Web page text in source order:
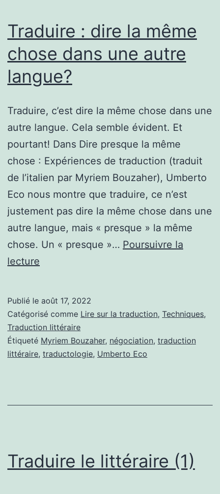
Traduire : dire la même
chose dans une autre
langue?
Traduire, c’est dire la même chose dans une
autre langue. Cela semble évident. Et
pourtant! Dans Dire presque la même
chose : Expériences de traduction (traduit
de l’italien par Myriem Bouzaher), Umberto
Eco nous montre que traduire, ce n’est
justement pas dire la même chose dans une
autre langue, mais « presque » la même
chose. Un « presque »… Poursuivre la
lecture
la
même
chose
dans
Publié le août 17, 2022
Catégorisé comme Lire sur la traduction, Techniques,
Traduction littéraire
Étiqueté Myriem Bouzaher, négociation, traduction
littéraire, traductologie, Umberto Eco
Traduire le littéraire (1)